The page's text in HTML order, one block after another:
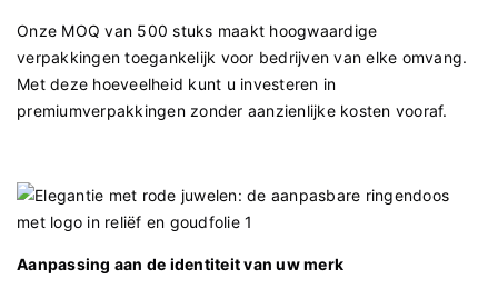
Onze MOQ van 500 stuks maakt hoogwaardige
verpakkingen toegankelijk voor bedrijven van elke omvang.
Met deze hoeveelheid kunt u investeren in
premiumverpakkingen zonder aanzienlijke kosten vooraf.
Aanpassing aan de identiteit van uw merk